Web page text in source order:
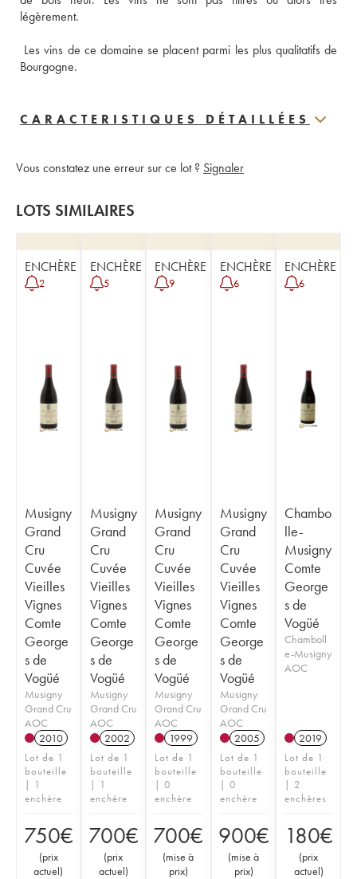
Les vins de ce domaine se placent parmi les plus qualitatifs de
Bourgogne.
CARACTERISTIQUES DÉTAILLÉES
Vous constatez une erreur sur ce lot ? Signaler
LOTS SIMILAIRES
ENCHÈRE
2
Musigny
Grand
Cru
Cuvée
Vieilles
Vignes
Comte
George
s de
Vogüé
Musigny
Grand Cru
AOC
2010
Lot de 1
bouteille
| 1
enchère
750€
(prix
actuel)
ENCHÈRE
5
Musigny
Grand
Cru
Cuvée
Vieilles
Vignes
Comte
George
s de
Vogüé
Musigny
Grand Cru
AOC
2002
Lot de 1
bouteille
| 1
enchère
700€
(prix
actuel)
ENCHÈRE
9
Musigny
Grand
Cru
Cuvée
Vieilles
Vignes
Comte
George
s de
Vogüé
Musigny
Grand Cru
AOC
1999
Lot de 1
bouteille
| 0
enchère
700€
(mise à
prix)
ENCHÈRE
6
Musigny
Grand
Cru
Cuvée
Vieilles
Vignes
Comte
George
s de
Vogüé
Musigny
Grand Cru
AOC
2005
Lot de 1
bouteille
| 0
enchère
900€
(mise à
prix)
ENCHÈRE
6
Chambo
lle-
Musigny
Comte
George
s de
Vogüé
Chamboll
e-Musigny
AOC
2019
Lot de 1
bouteille
| 2
enchères
180€
(prix
actuel)